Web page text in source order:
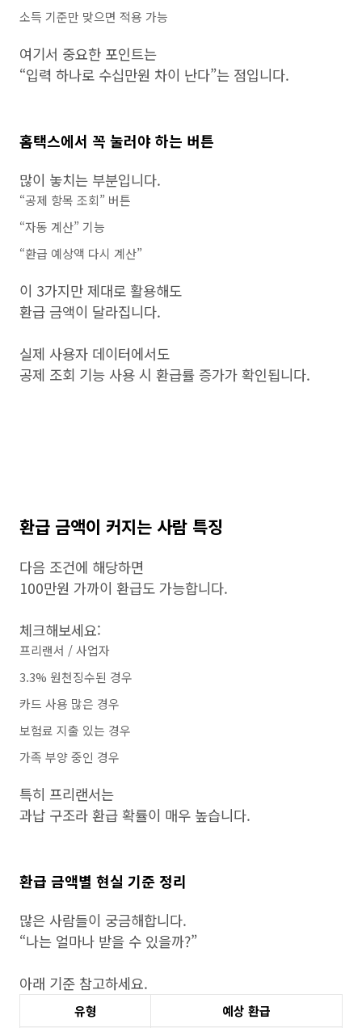
소득 기준만 맞으면 적용 가능
여기서 중요한 포인트는
“입력 하나로 수십만원 차이 난다”는 점입니다.
홈택스에서 꼭 눌러야 하는 버튼
많이 놓치는 부분입니다.
“공제 항목 조회” 버튼
“자동 계산” 기능
“환급 예상액 다시 계산”
이 3가지만 제대로 활용해도
환급 금액이 달라집니다.
실제 사용자 데이터에서도
공제 조회 기능 사용 시 환급률 증가가 확인됩니다.
환급 금액이 커지는 사람 특징
다음 조건에 해당하면
100만원 가까이 환급도 가능합니다.
체크해보세요:
프리랜서 / 사업자
3.3% 원천징수된 경우
카드 사용 많은 경우
보험료 지출 있는 경우
가족 부양 중인 경우
특히 프리랜서는
과납 구조라 환급 확률이 매우 높습니다.
환급 금액별 현실 기준 정리
많은 사람들이 궁금해합니다.
“나는 얼마나 받을 수 있을까?”
아래 기준 참고하세요.
유형
예상 환급